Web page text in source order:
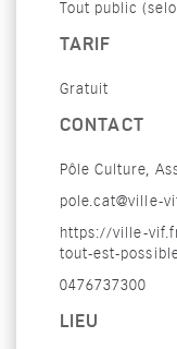
Tout public
TARIF
Gratuit
CONTACT
Pôle Culture,
pole.cat@ville-
https://ville-
tout-est-
0476737300
LIEU